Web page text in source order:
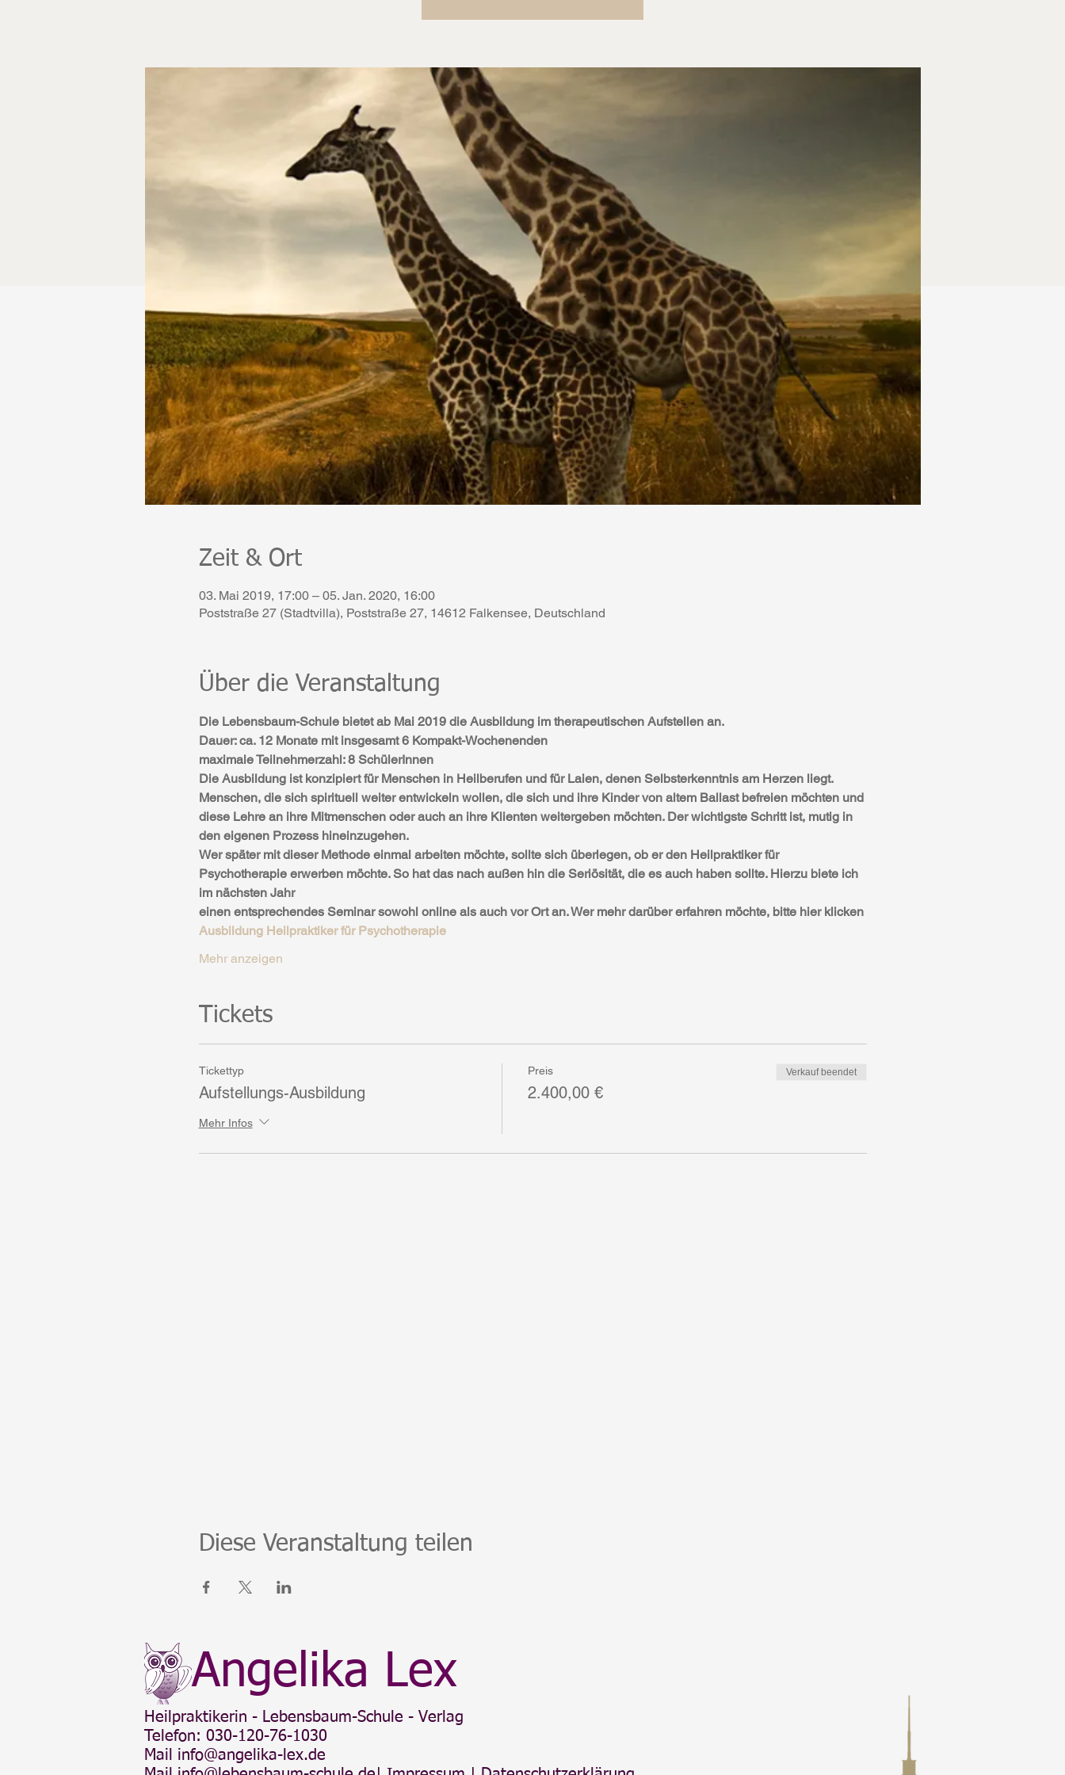
Zeit & Ort
03. Mai 2019, 17:00 – 05. Jan. 2020, 16:00
Poststraße 27 (Stadtvilla), Poststraße 27, 14612 Falkensee, Deutschland
Über die Veranstaltung
Die Lebensbaum-Schule bietet ab Mai 2019 die Ausbildung im therapeutischen Aufstellen an.
Dauer: ca. 12 Monate mit insgesamt 6 Kompakt-Wochenenden
maximale Teilnehmerzahl: 8 SchülerInnen
Die Ausbildung ist konzipiert für Menschen in Heilberufen und für Laien, denen Selbsterkenntnis am Herzen liegt.
Menschen, die sich spirituell weiter entwickeln wollen, die sich und ihre Kinder von altem Ballast befreien möchten und
diese Lehre an ihre Mitmenschen oder auch an ihre Klienten weitergeben möchten. Der wichtigste Schritt ist, mutig in
den eigenen Prozess hineinzugehen.
Wer später mit dieser Methode einmal arbeiten möchte, sollte sich überlegen, ob er den Heilpraktiker für
Psychotherapie erwerben möchte. So hat das nach außen hin die Seriösität, die es auch haben sollte. Hierzu biete ich
im nächsten Jahr
einen entsprechendes Seminar sowohl online als auch vor Ort an. Wer mehr darüber erfahren möchte, bitte hier klicken
Ausbildung Heilpraktiker für Psychotherapie
Mehr anzeigen
Tickets
Tickettyp
Aufstellungs-Ausbildung
Mehr Infos
Preis
2.400,00 €
Verkauf beendet
Diese Veranstaltung teilen
Angelika Lex
Heilpraktikerin - Lebensbaum-Schule - Verlag
Telefon: 030-120-76-1030
Mail info@angelika-lex.de